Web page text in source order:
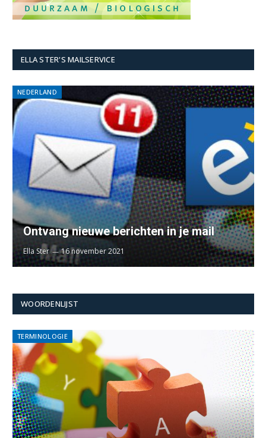
ELLA STER'S MAILSERVICE
NEDERLAND
Ontvang nieuwe berichten in je mail
Ella Ster 16 november 2021
WOORDENLIJST
TERMINOLOGIE